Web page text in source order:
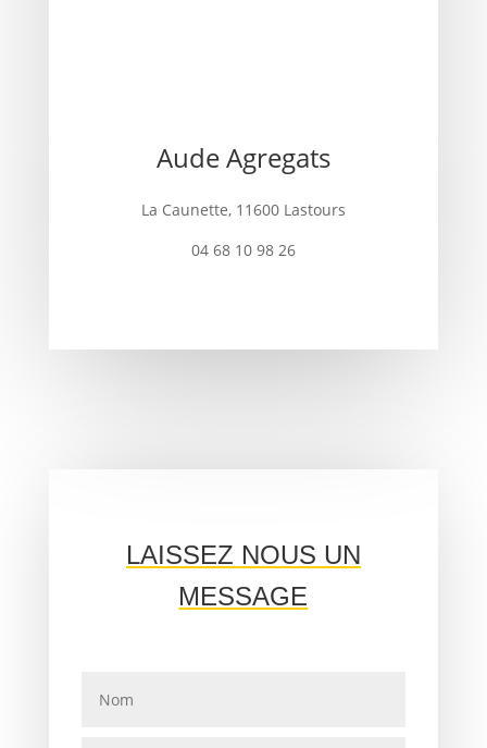
Aude Agregats
La Caunette, 11600 Lastours
04 68 10 98 26
LAISSEZ NOUS UN
MESSAGE